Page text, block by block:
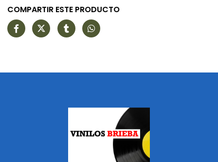
COMPARTIR ESTE PRODUCTO